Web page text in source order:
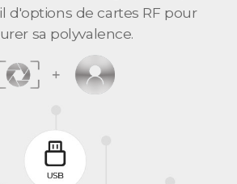
d'options de cartes RF pour
sa polyvalence.